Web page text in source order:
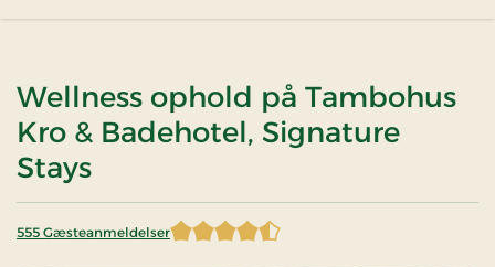
Wellness ophold på Tambohus
Kro & Badehotel, Signature
Stays
555 Gæsteanmeldelser
4,601802 af 5 stjerner